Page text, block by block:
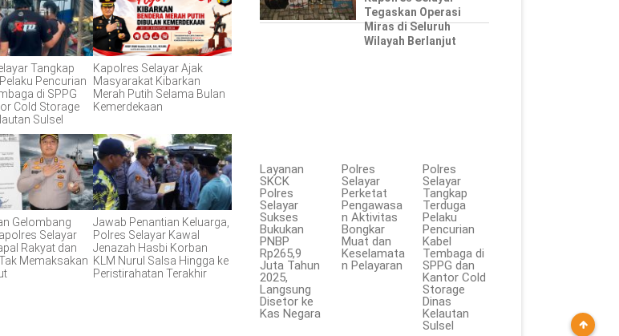
Tangkap
Pencurian
di SPPG
Cold Storage
Sulsel
Kapolres Selayar Ajak
Masyarakat Kibarkan
Merah Putih Selama Bulan
Kemerdekaan
Gelombang
Selayar
Rakyat dan
Memaksakan
Jawab Penantian Keluarga,
Polres Selayar Kawal
Jenazah Hasbi Korban
KLM Nurul Salsa Hingga ke
Peristirahatan Terakhir
Tegaskan Operasi
Miras di Seluruh
Wilayah Berlanjut
Layanan
SKCK
Polres
Selayar
Sukses
Bukukan
PNBP
Rp265,9
Juta Tahun
2025,
Langsung
Disetor ke
Kas Negara
Polres
Selayar
Perketat
Pengawasa
n Aktivitas
Bongkar
Muat dan
Keselamata
n Pelayaran
Polres
Selayar
Tangkap
Terduga
Pelaku
Pencurian
Kabel
Tembaga di
SPPG dan
Kantor Cold
Storage
Dinas
Kelautan
Sulsel